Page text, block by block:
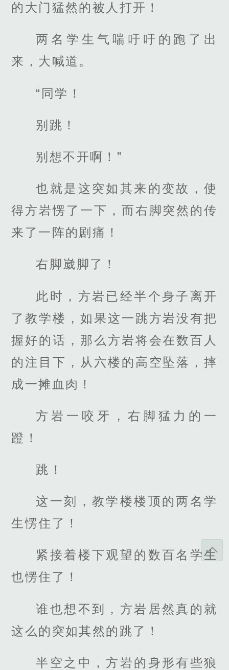
的大门猛然的被人打开！
两名学生气喘吁吁的跑了出
来，大喊道。
“同学！
别跳！
别想不开啊！”
也就是这突如其来的变故，使
得方岩愣了一下，而右脚突然的传
来了一阵的剧痛！
右脚崴脚了！
此时，方岩已经半个身子离开
了教学楼，如果这一跳方岩没有把
握好的话，那么方岩将会在数百人
的注目下，从六楼的高空坠落，摔
成一摊血肉！
方岩一咬牙，右脚猛力的一
蹬！
跳！
这一刻，教学楼楼顶的两名学
生愣住了！
紧接着楼下观望的数百名学生
也愣住了！
谁也想不到，方岩居然真的就
这么的突如其然的跳了！
半空之中，方岩的身形有些狼